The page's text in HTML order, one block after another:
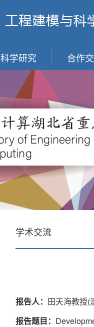
科学研究 合作
学术交流
报告人： 田天海教授(
报告题目：